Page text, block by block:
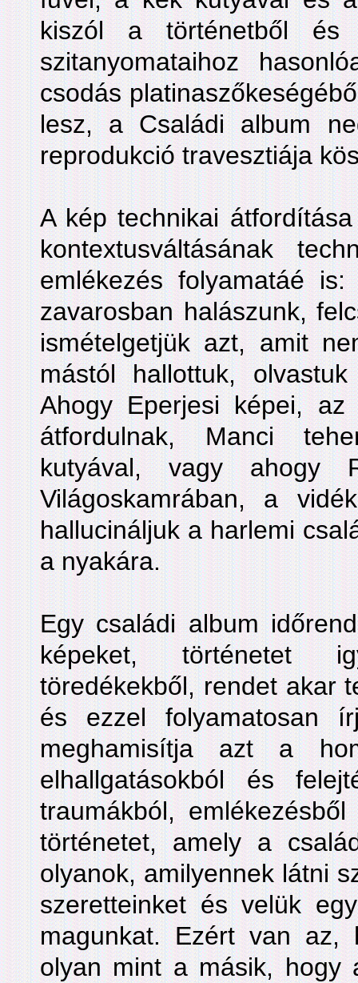
kiszól a történetből és
szitanyomataihoz
csodás
lesz, a Családi album
reprodukció travesztiája
A kép technikai
kontextusváltásának
emlékezés folyamatáé
zavarosban halászunk,
ismételgetjük azt, amit
mástól hallottuk,
Ahogy Eperjesi képei, az
átfordulnak, Manci
kutyával, vagy ahogy
Világoskamrában, a
hallucináljuk a harlemi
a nyakára.
Egy családi album
képeket, történetet
töredékekből, rendet akar
és ezzel folyamatosan
meghamisítja azt a
elhallgatásokból és
traumákból,
történetet, amely a
olyanok, amilyennek látni
szeretteinket és velük
magunkat. Ezért van az,
olyan mint a másik, hogy